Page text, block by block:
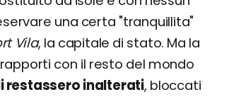
una certa "tranquillita"
Vila, la capitale di stato. Ma la
con il resto del mondo
restassero inalterati, bloccati